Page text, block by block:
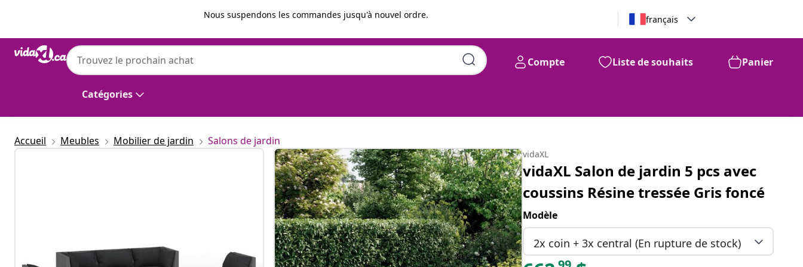
Nous suspendons les commandes jusqu'à nouvel ordre. français
Catégories
Compte Liste de souhaits Panier
vidaXL 99
Accueil Meubles Mobilier de jardin Salons de jardin
vidaXL
vidaXL Salon de jardin 5 pcs avec
coussins Résine tressée Gris foncé
Modèle
2x coin + 3x central (En rupture de stock)